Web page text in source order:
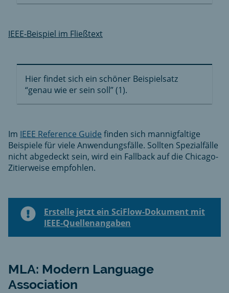
IEEE-Beispiel im Fließtext
Hier findet sich ein schöner Beispielsatz
“genau wie er sein soll” (1).
Im IEEE Reference Guide finden sich mannigfaltige
Beispiele für viele Anwendungsfälle. Sollten Spezialfälle
nicht abgedeckt sein, wird ein Fallback auf die Chicago-
Zitierweise empfohlen.
Erstelle jetzt ein SciFlow-Dokument mit
IEEE-Quellenangaben
MLA: Modern Language
Association